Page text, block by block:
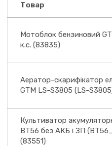
Товар
Мотоблок бензиновий
к.с. (83835)
Аератор-скарифікатор
GTM LS-S3805 (LS-
Культиватор
BT56 без АКБ і ЗП
(83551)